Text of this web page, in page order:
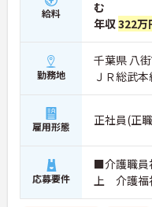
給料
む
年収322万
勤務地
千葉県 八
ＪＲ総武
雇用形態 正社員(正
応募要件
■介護職員
上 介護